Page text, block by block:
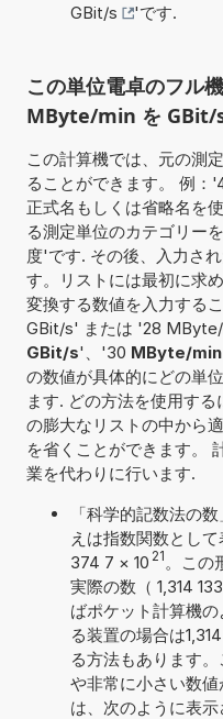
GBit/s
'です.
この単位電卓のフル
MByte/min を GBit/
この計算機では、元の測
ることができます。 例
正式名もしくは省略名を
る測定単位のカテゴリー
度'です. その後、入力さ
す。リストには最初に求
変換する数値を入力する
GBit/s' または '28
GBit/s'、'30 MByte/
の数値が具体的にどの単
ます. どの方法を使用す
の膨大なリストの中から
を省くことができます。
業を代わりに行います.
「科学的記数法の
えは指数関数として
374 7 × 10 21 。この
実際の数（ 1,314
ばポケット計算機
る装置の場合は
る方法もあります
や非常に小さい数
は、次のように表